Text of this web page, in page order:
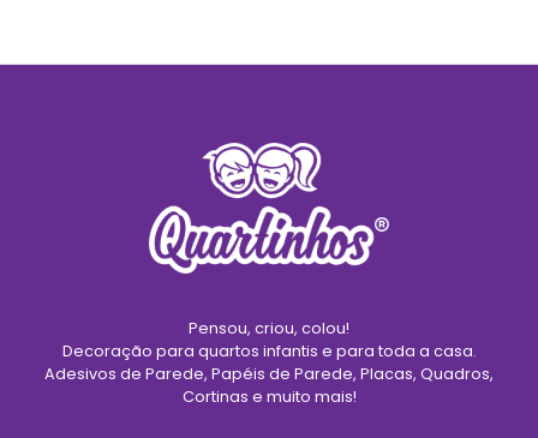
Pensou, criou, colou!
Decoração para quartos infantis e para toda a casa.
Adesivos de Parede, Papéis de Parede, Placas, Quadros,
Cortinas e muito mais!